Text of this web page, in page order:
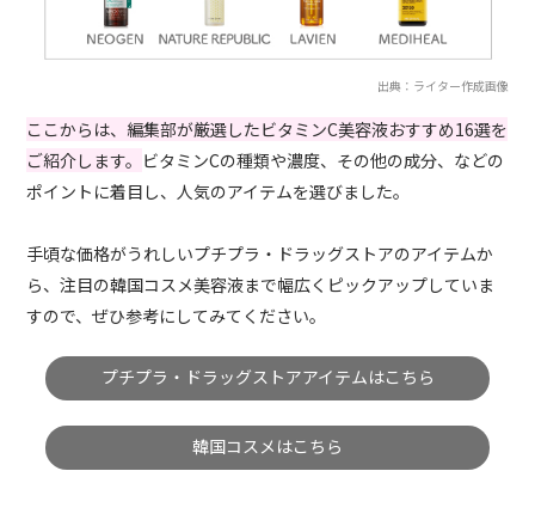
出典：ライター作成画像
ここからは、編集部が厳選したビタミンC美容液おすすめ16選を
ご紹介します。 ビタミンCの種類や濃度、その他の成分、などの
ポイントに着目し、人気のアイテムを選びました。
手頃な価格がうれしいプチプラ・ドラッグストアのアイテムか
ら、注目の韓国コスメ美容液まで幅広くピックアップしていま
すので、ぜひ参考にしてみてください。
プチプラ・ドラッグストアアイテムはこちら
韓国コスメはこちら